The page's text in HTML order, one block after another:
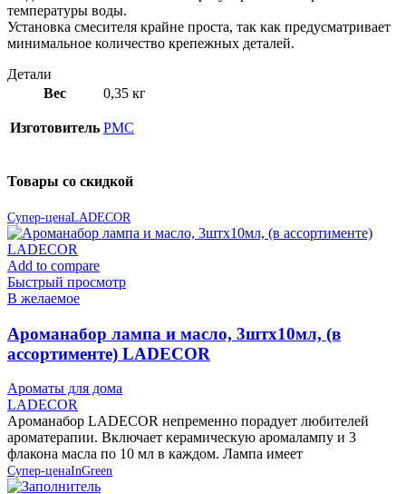
температуры воды.
Установка смесителя крайне проста, так как предусматривает
минимальное количество крепежных деталей.
Детали
Вес
0,35 кг
Изготовитель РМС
Товары со скидкой
Супер-ценаLADECOR
Add to compare
Быстрый просмотр
В желаемое
Ароманабор лампа и масло, 3штx10мл, (в
ассортименте) LADECOR
Ароматы для дома
LADECOR
Ароманабор LADECOR непременно порадует любителей
ароматерапии. Включает керамическую аромалампу и 3
флакона масла по 10 мл в каждом. Лампа имеет
Супер-ценаInGreen